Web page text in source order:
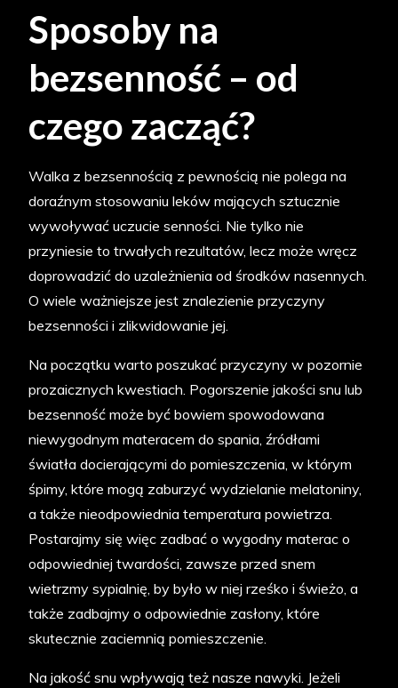
Sposoby na
bezsenność – od
czego zacząć?
Walka z bezsennością z pewnością nie polega na
doraźnym stosowaniu leków mających sztucznie
wywoływać uczucie senności. Nie tylko nie
przyniesie to trwałych rezultatów, lecz może wręcz
doprowadzić do uzależnienia od środków nasennych.
O wiele ważniejsze jest znalezienie przyczyny
bezsenności i zlikwidowanie jej.
Na początku warto poszukać przyczyny w pozornie
prozaicznych kwestiach. Pogorszenie jakości snu lub
bezsenność może być bowiem spowodowana
niewygodnym materacem do spania, źródłami
światła docierającymi do pomieszczenia, w którym
śpimy, które mogą zaburzyć wydzielanie melatoniny,
a także nieodpowiednia temperatura powietrza.
Postarajmy się więc zadbać o wygodny materac o
odpowiedniej twardości, zawsze przed snem
wietrzmy sypialnię, by było w niej rześko i świeżo, a
także zadbajmy o odpowiednie zasłony, które
skutecznie zaciemnią pomieszczenie.
Na jakość snu wpływają też nasze nawyki. Jeżeli